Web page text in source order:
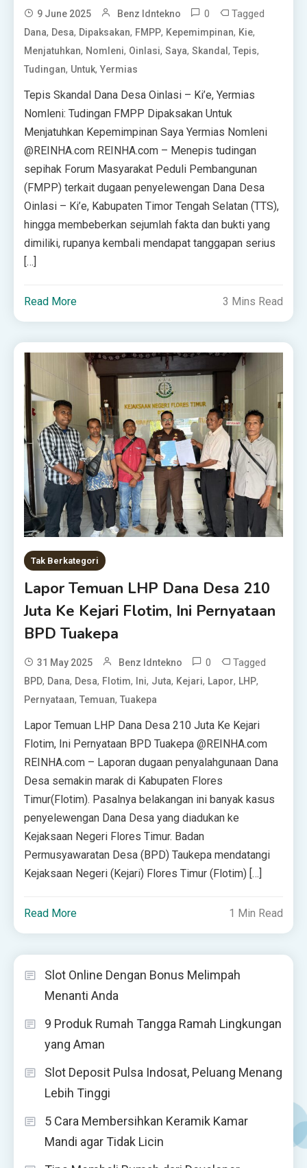
9 June 2025 Benz Idntekno 0 Tagged
Dana, Desa, Dipaksakan, FMPP, Kepemimpinan, Kie,
Menjatuhkan, Nomleni, Oinlasi,Saya,Skandal,Tepis,
Tudingan, Untuk,Yermias
Tepis Skandal Dana Desa Oinlasi – Ki’e, Yermias
Nomleni: Tudingan FMPP Dipaksakan Untuk
Menjatuhkan Kepemimpinan Saya Yermias Nomleni
@REINHA.com REINHA.com – Menepis tudingan
sepihak Forum Masyarakat Peduli Pembangunan
(FMPP) terkait dugaan penyelewengan Dana Desa
Oinlasi – Ki’e, Kabupaten Timor Tengah Selatan (TTS),
hingga membeberkan sejumlah fakta dan bukti yang
dimiliki, rupanya kembali mendapat tanggapan serius
[…]
Read More 3 Mins Read
Tak Berkategori
Lapor Temuan LHP Dana Desa 210
Juta Ke Kejari Flotim, Ini Pernyataan
BPD Tuakepa
31 May 2025 Benz Idntekno 0 Tagged
BPD, Dana, Desa, Flotim, Ini, Juta, Kejari, Lapor, LHP,
Pernyataan,Temuan,Tuakepa
Lapor Temuan LHP Dana Desa 210 Juta Ke Kejari
Flotim, Ini Pernyataan BPD Tuakepa @REINHA.com
REINHA.com – Laporan dugaan penyalahgunaan Dana
Desa semakin marak di Kabupaten Flores
Timur(Flotim). Pasalnya belakangan ini banyak kasus
penyelewengan Dana Desa yang diadukan ke
Kejaksaan Negeri Flores Timur. Badan
Permusyawaratan Desa (BPD) Taukepa mendatangi
Kejaksaan Negeri (Kejari) Flores Timur (Flotim) […]
Read More 1 Min Read
Slot Online Dengan Bonus Melimpah
Menanti Anda
9 Produk Rumah Tangga Ramah Lingkungan
yang Aman
Slot Deposit Pulsa Indosat, Peluang Menang
Lebih Tinggi
5 Cara Membersihkan Keramik Kamar
Mandi agar Tidak Licin